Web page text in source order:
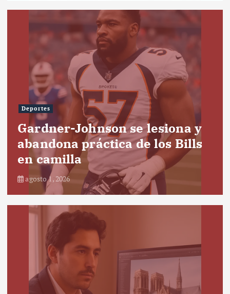
Deportes
Gardner-Johnson se lesiona y
abandona práctica de los Bills
en camilla
agosto 1, 2026